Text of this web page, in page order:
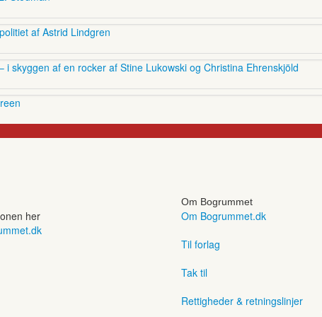
af Astrid Lindgren
i skyggen af en rocker af Stine Lukowski og Christina Ehrenskjöld
her
Om Bogrummet
Om Bogrummet.dk
Til forlag
Tak til
Rettigheder & retningslinjer